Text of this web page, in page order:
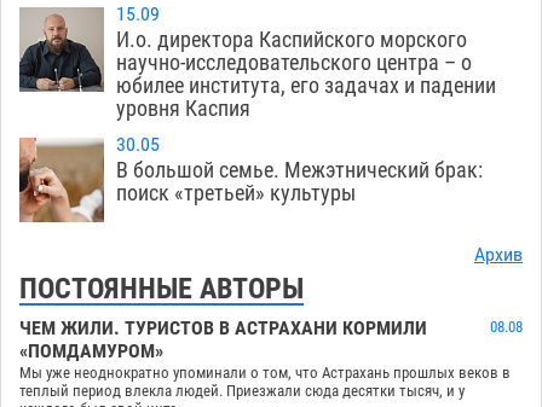
15.09
И.о. директора Каспийского морского
научно-исследовательского центра – о
юбилее института, его задачах и падении
уровня Каспия
30.05
В большой семье. Межэтнический брак:
поиск «третьей» культуры
Архив
ПОСТОЯННЫЕ АВТОРЫ
ЧЕМ ЖИЛИ. ТУРИСТОВ В АСТРАХАНИ КОРМИЛИ
«ПОМДАМУРОМ»
08.08
Мы уже неоднократно упоминали о том, что Астрахань прошлых веков в
теплый период влекла людей. Приезжали сюда десятки тысяч, и у